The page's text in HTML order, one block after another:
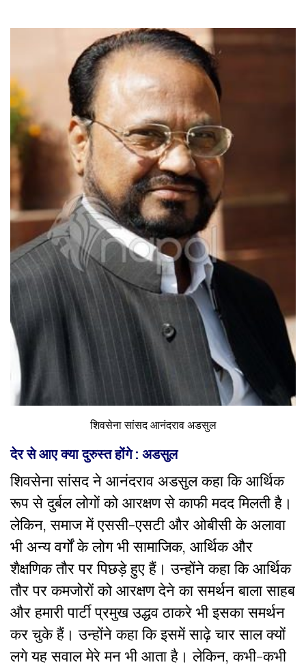
शिवसेना सांसद आनंदराव अडसुल
देर से आए क्या दुरुस्त होंगे : अडसुल
शिवसेना सांसद ने आनंदराव अडसुल कहा कि आर्थिक
रूप से दुर्बल लोगों को आरक्षण से काफी मदद मिलती है।
लेकिन, समाज में एससी-एसटी और ओबीसी के अलावा
भी अन्य वर्गों के लोग भी सामाजिक, आर्थिक और
शैक्षणिक तौर पर पिछड़े हुए हैं। उन्होंने कहा कि आर्थिक
तौर पर कमजोरों को आरक्षण देने का समर्थन बाला साहब
और हमारी पार्टी प्रमुख उद्धव ठाकरे भी इसका समर्थन
कर चुके हैं। उन्होंने कहा कि इसमें साढ़े चार साल क्यों
लगे यह सवाल मेरे मन भी आता है। लेकिन, कभी-कभी